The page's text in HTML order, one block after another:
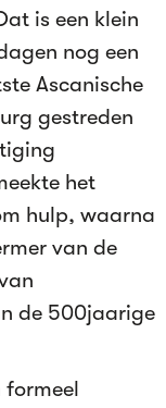
is een klein
nog een
Ascanische
gestreden
het
hulp, waarna
van de
de 500jaarige
formeel